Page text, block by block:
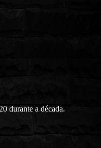
durante a década.